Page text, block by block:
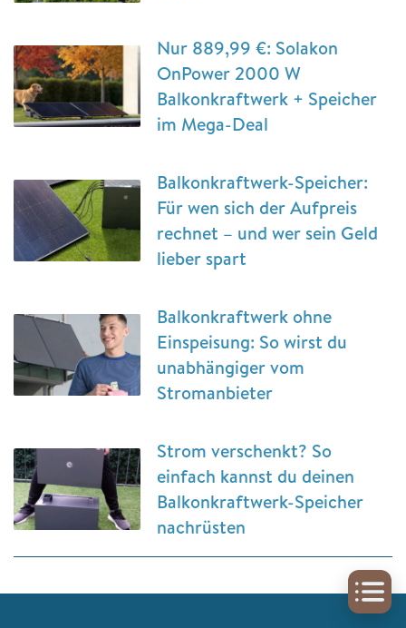
Nur 889,99 €: Solakon
OnPower 2000 W
Balkonkraftwerk + Speicher
im Mega-Deal
Balkonkraftwerk-Speicher:
Für wen sich der Aufpreis
rechnet – und wer sein Geld
lieber spart
Balkonkraftwerk ohne
Einspeisung: So wirst du
unabhängiger vom
Stromanbieter
Strom verschenkt? So
einfach kannst du deinen
Balkonkraftwerk-Speicher
nachrüsten